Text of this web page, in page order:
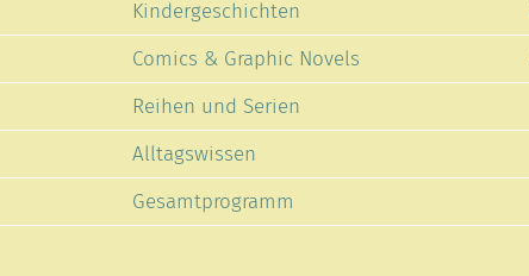
Kindergeschichten
Comics & Graphic Novels
Reihen und Serien
Alltagswissen
Gesamtprogramm